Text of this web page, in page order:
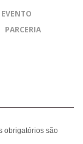
EVENTO
PARCERIA
obrigatórios são